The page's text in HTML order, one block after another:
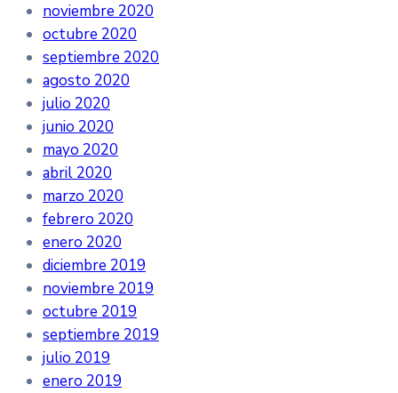
noviembre 2020
octubre 2020
septiembre 2020
agosto 2020
julio 2020
junio 2020
mayo 2020
abril 2020
marzo 2020
febrero 2020
enero 2020
diciembre 2019
noviembre 2019
octubre 2019
septiembre 2019
julio 2019
enero 2019